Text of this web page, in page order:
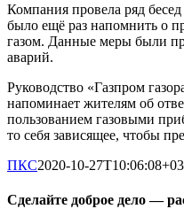
Компания провела ряд
было ещё раз напомнить о
газом. Данные меры были
аварий.
Руководство «Газпром
напоминает жителям об
пользованием газовыми
то себя зависящее, чтобы
ПКС2020-10-
Сделайте доброе дело —